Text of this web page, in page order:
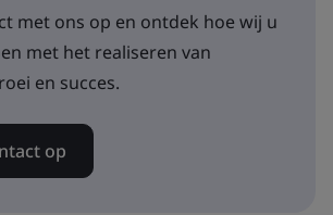
met ons op en ontdek hoe wij u
met het realiseren van
en succes.
op